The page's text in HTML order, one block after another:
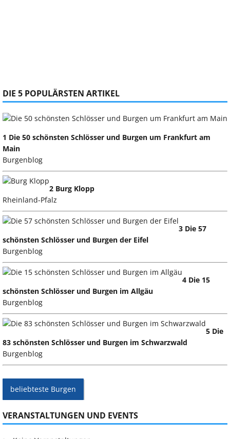
DIE 5 POPULÄRSTEN ARTIKEL
1 Die 50 schönsten Schlösser und Burgen um Frankfurt am
Main
Burgenblog
2 Burg Klopp
Rheinland-Pfalz
3 Die 57
schönsten Schlösser und Burgen der Eifel
Burgenblog
4 Die 15
schönsten Schlösser und Burgen im Allgäu
Burgenblog
5 Die
83 schönsten Schlösser und Burgen im Schwarzwald
Burgenblog
beliebteste Burgen
VERANSTALTUNGEN UND EVENTS